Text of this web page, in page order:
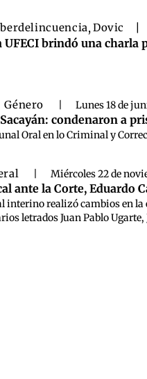
,Dovic
UFECI brindó una charla
Género Lunes 18 de
condenaron a
Oral en lo Criminal y
Miércoles 22 de
ante la Corte, Eduardo
interino realizó cambios en
letrados Juan Pablo